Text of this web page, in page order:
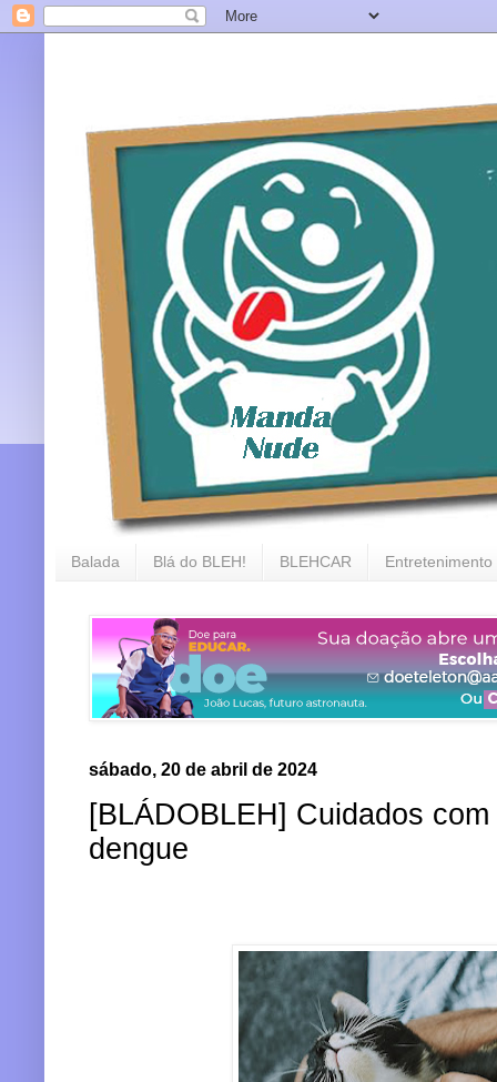
Balada Blá do BLEH! BLEHCAR Entretenimento
sábado, 20 de abril de 2024
[BLÁDOBLEH] Cuidados
dengue